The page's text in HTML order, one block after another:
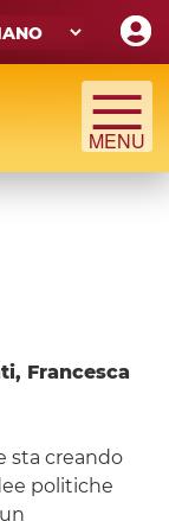
Francesca
sta creando
politiche